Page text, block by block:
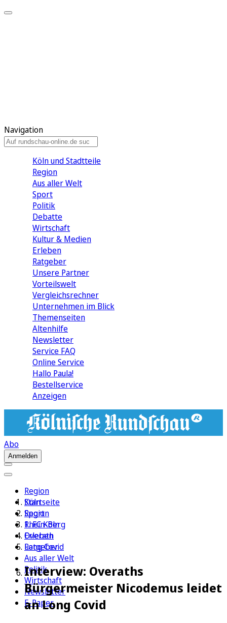
Navigation
Köln und Stadtteile
Region
Aus aller Welt
Sport
Politik
Debatte
Wirtschaft
Kultur & Medien
Erleben
Ratgeber
Unsere Partner
Vorteilswelt
Vergleichsrechner
Unternehmen im Blick
Themenseiten
Altenhilfe
Newsletter
Service FAQ
Online Service
Hallo Paula!
Bestellservice
Anzeigen
Abo
Anmelden
Region
Köln
Sport
1. FC Köln
Erleben
Ratgeber
Aus aller Welt
Politik
Wirtschaft
Newsletter
E-Paper
Startseite
Region
Rhein-Berg
Overath
Long Covid
Interview: Overaths
Bürgermeister Nicodemus leidet
an Long Covid